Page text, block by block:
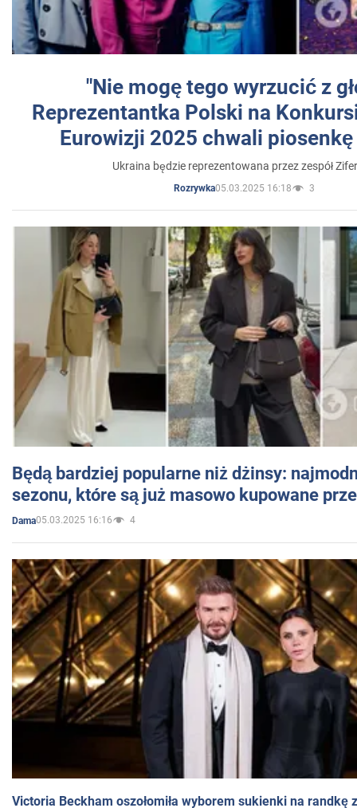
"Nie mogę tego wyrzucić z
Reprezentantka Polski na
Eurowizji 2025 chwali
Ukraina będzie reprezentowana przez zespół
Rozrywka05.03.2025 16:18 3
Będą bardziej popularne niż dżinsy:
sezonu, które są już masowo kupowane
Dama05.03.2025 16:16 4
Victoria Beckham oszołomiła wyborem sukienki na randkę